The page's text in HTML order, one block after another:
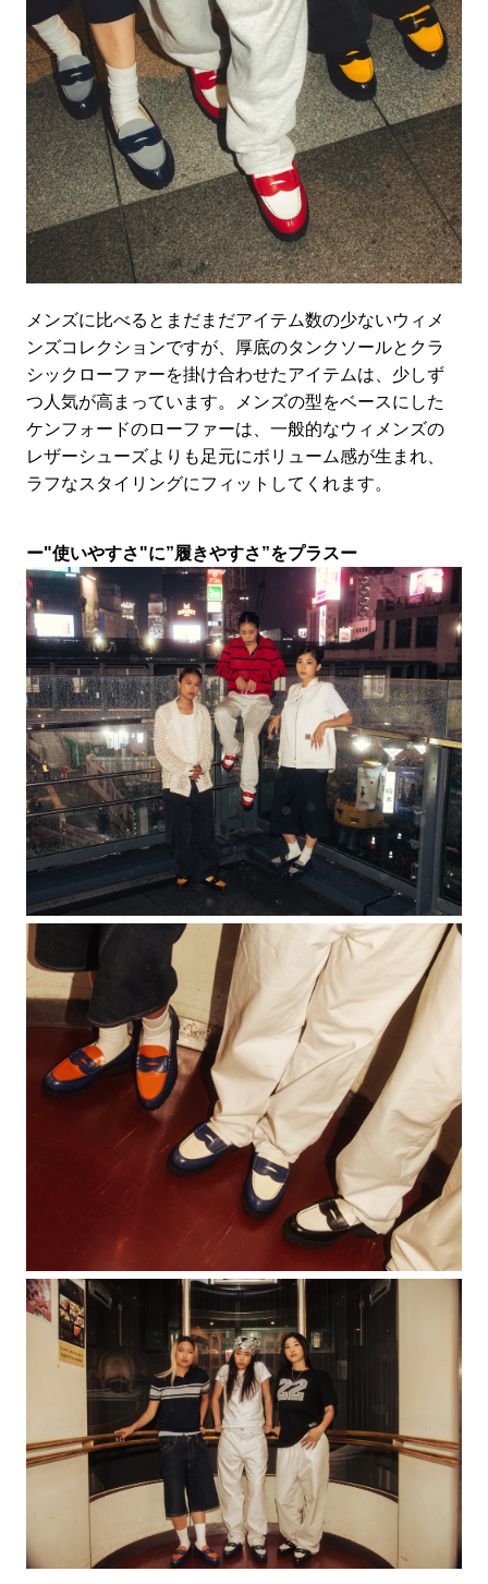
メンズに比べるとまだまだアイテム数の少ないウィメ
ンズコレクションですが、厚底のタンクソールとクラ
シックローファーを掛け合わせたアイテムは、少しず
つ人気が高まっています。メンズの型をベースにした
ケンフォードのローファーは、一般的なウィメンズの
レザーシューズよりも足元にボリューム感が生まれ、
ラフなスタイリングにフィットしてくれます。
ー"使いやすさ"に”履きやすさ”をプラスー